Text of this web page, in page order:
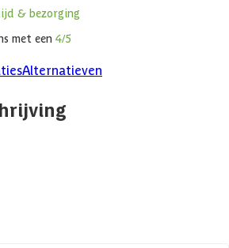
& bezorging
met een 4/5
Alternatieven
in huis die perfect past in een hoek van
Drie banken maken het
of je nu rechtop zit of even wilt